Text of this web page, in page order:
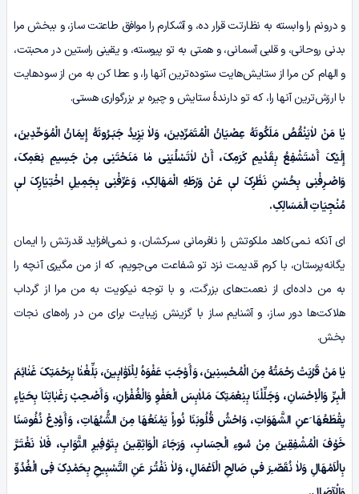
و درونم را وابسته به نظارتت قرار ده، و آشکارم را موافق طاعتت ساز، و ببخش مرا
بدنی روحانی، و قلبی آسمانی، و همتی به تو پیوسته، و یقینی راستین در محبتت،
و الهام کن مرا از ستایش‌هایت ستوده‌ترین آنها را، و عطا کن به من از سودهایت
با ارزش‌ترین آنها را، که تو دارندۀ ستایش و چیره بر بزرگواری هستی.
یٰا مَنْ لاٰیَنْقُصُ مَلَکُوتَهُ عِصْیَانُ الْمُتَمَرِّدِینَ، وَلاٰ یَزِیدُ جَبَـرُوتَهُ إِیمَانُ الْمُوَحِّدِینَ،
إِلَیْکَ أَسْتَشْفِعُ بِقَدْیمِ کَرَمِکَ، أَنْ لاٰتَسْلُبَنِی مٰا مَنَحْتَنِی مِنْ جَسِیمِ نِعَمِکَ،
وَاصْـرِفْنِی بِحُسْنِ نَظَرِکَ لیٖ عَنْ وَرْطَهِ الْمَهَالِکِ، وَعَرِّفْنِی بِجَمِیلِ اخْتِیَارِکَ لیٖ
مُنْجِیَاتِ الْمَسَالِکِ.
ای آنکه نـمی‌کاهد ملکوتش را نافرمانی سـرکشان، و نـمی‌افزاید قدرتش را ایمان
یگانه‌پرستان، با کرم قدیمت نزد تو شفاعت می‌جویم، که از من مگیری آنچه را
به من داده‌ای از نعمت‌های بزرگت، و با توجه نیکویت به من مرا از گرداب
هلاکت‌ها دور ساز، و آشنایم ساز با گزینش زیبایت برای من در راه‌های نجات
بخش.
یٰا مَنْ قَرُبَتْ رَحْمَتُهُ مِنَ الْمُحْسِنِینَ، وَأَوْجَبَ عَفْوَہُ لِلْاَوّٰابِینَ، بَلِّغْنٰا بِرَحْمَتِکَ غَنٰائِمَ
الْبِـرِّ وَالْاِحْسَانِ، وَجَلِّلْنَا بِنِعْمَتِکَ مَلاٰبِسَ الْعَفْوِ وَالْغُفْرَانِ، وَأَصْحِبْ رَغَبٰاتِنَا بِحَیَاءٍ
یِقْطَعُهَا َعنِ الشَّهَوَاتِ، وَاحْشُ قُلُوبَنَا نُوراً یَمْنَعُهَا مِنَ الشُّبُهَاتِ، وَأَوْدِعْ نُفُوسَنَا
خَوْفَ الْمُشْفِقِینَ مِنْ سُوءِ الْحِسَابِ، وَرَجَاءَ الْوَاثِقِینَ بِتَوْفِیرِ الثَّوَابِ، فَلاٰ نَغْتَـرَّ
بِالْاَمْهَالِ وَلاٰ نُقَصّـِرَ فیٖ صَالِحِ الْاَعْمَالِ، وَلاٰ نَفْتُـرَ عَنِ التَّسْبِیحِ بِحَمْدِکَ فِی الْغُدُوِّ